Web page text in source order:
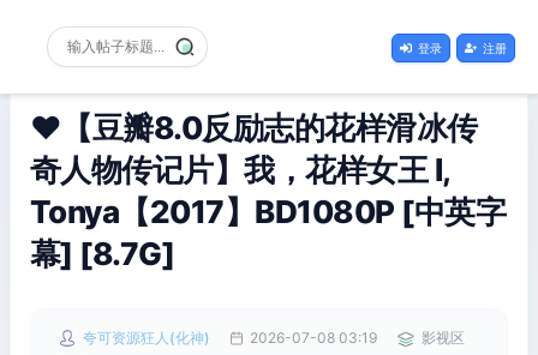
登录 注册
❤️【豆瓣8.0反励志的花样滑冰传
奇人物传记片】我，花样女王 I,
Tonya【2017】BD1080P [中英字
幕] [8.7G]
夸可资源狂人(化神) 2026-07-08 03:19
影视区